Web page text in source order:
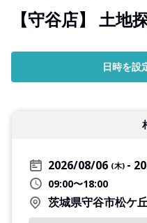
【守谷店】 土地
日時を設
2026/08/06 (木)
09:00〜18:00
茨城県守谷市松ケ